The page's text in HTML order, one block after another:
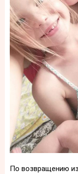
По возвращению